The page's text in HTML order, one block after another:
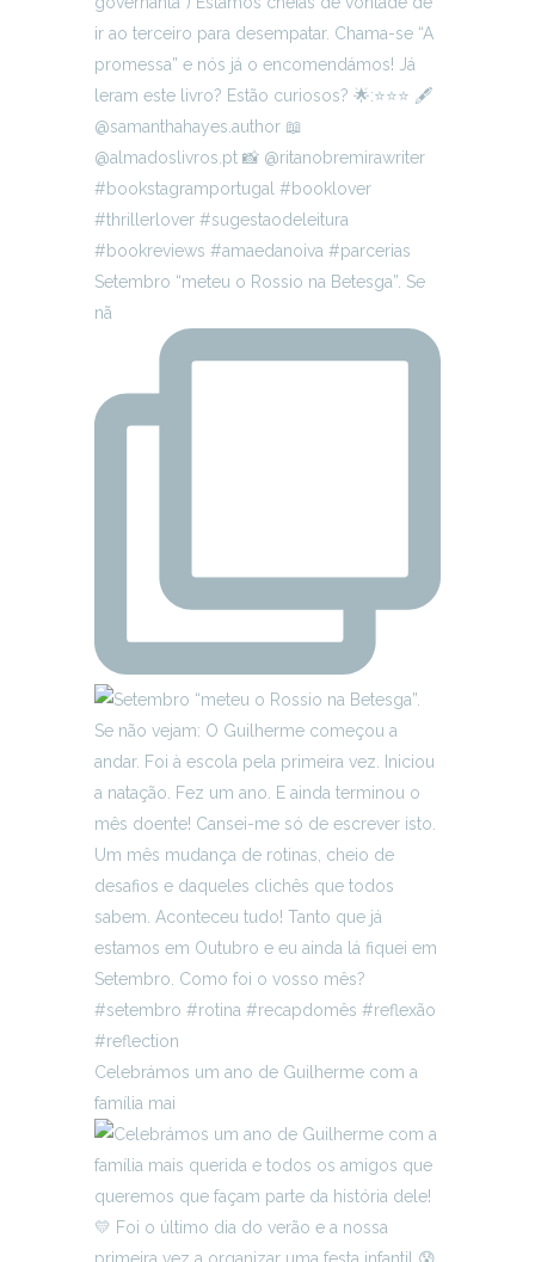
Setembro “meteu o Rossio na Betesga”. Se
nã
Celebrámos um ano de Guilherme com a
família mai